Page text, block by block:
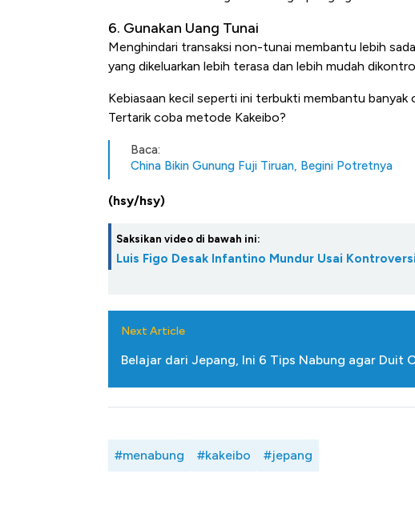
6. Gunakan Uang Tunai
Menghindari transaksi non-tunai membantu lebih
yang dikeluarkan lebih terasa dan lebih mudah
Kebiasaan kecil seperti ini terbukti membantu banyak
Tertarik coba metode Kakeibo?
Baca:
China Bikin Gunung Fuji Tiruan, Begini Potretnya
(hsy/hsy)
Saksikan video di bawah ini:
Luis Figo Desak Infantino Mundur Usai
Next Article
Belajar dari Jepang, Ini 6 Tips Nabung agar Duit
#menabung #kakeibo #jepang